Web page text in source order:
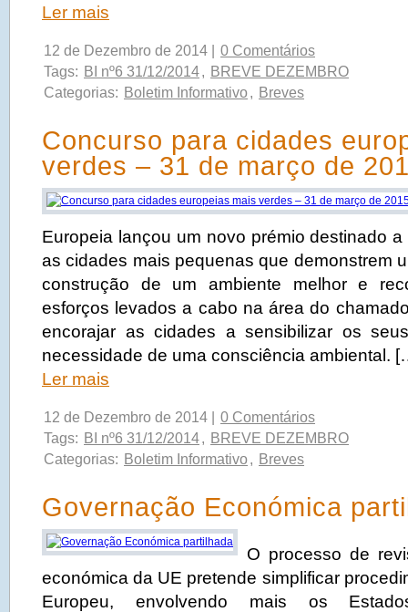
Ler mais
12 de Dezembro de 2014 |
0 Comentários
Tags: BI nº6 31/12/2014, BREVE DEZEMBRO
Categorias: Boletim Informativo, Breves
Concurso para cidades
verdes – 31 de março de
Europeia lançou um novo prémio destinado
as cidades mais pequenas que demonstrem
construção de um ambiente melhor e
esforços levados a cabo na área do
encorajar as cidades a sensibilizar os
necessidade de uma consciência ambiental.
Ler mais
12 de Dezembro de 2014 |
0 Comentários
Tags: BI nº6 31/12/2014, BREVE DEZEMBRO
Categorias: Boletim Informativo, Breves
Governação Económica
O processo de
económica da UE pretende simplificar
Europeu, envolvendo mais os